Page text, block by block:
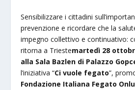
Sensibilizzare i cittadini
prevenzione e ricordare che la
impegno collettivo e continuativo:
ritorna a Triestemartedì 28
alla Sala Bazlen di Palazzo
l’iniziativa “Ci vuole fegato”,
Fondazione Italiana Fegato